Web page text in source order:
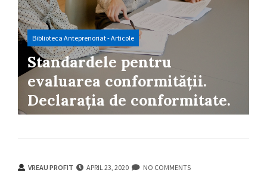
Biblioteca Anteprenoriat - Articole
Standardele pentru
evaluarea conformității.
Declarația de conformitate.
VREAU PROFIT APRIL 23, 2020 NO COMMENTS